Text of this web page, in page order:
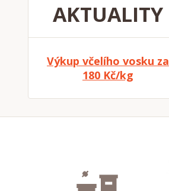
AKTUALITY
Výkup včelího vosku za
180 Kč/kg